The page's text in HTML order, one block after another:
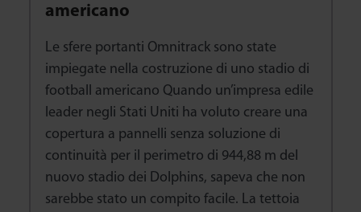
americano
Le sfere portanti Omnitrack sono state
impiegate nella costruzione di uno stadio di
football americano Quando un’impresa edile
leader negli Stati Uniti ha voluto creare una
copertura a pannelli senza soluzione di
continuità per il perimetro di 944,88 m del
nuovo stadio dei Dolphins, sapeva che non
sarebbe stato un compito facile. La tettoia